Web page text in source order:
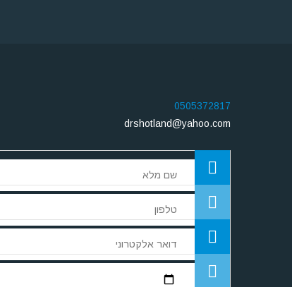
0505372817
drshotland@yahoo.com